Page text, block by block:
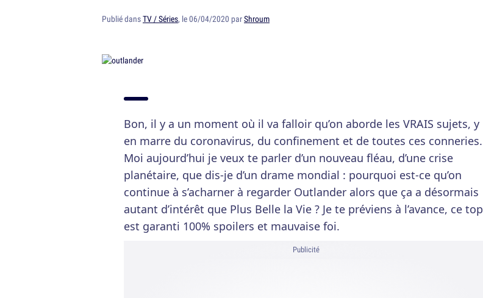
Publié dansTV / Séries, le 06/04/2020 parShroum
Bon, il y a un moment où il va falloir qu’on aborde les VRAIS sujets, y
en marre du coronavirus, du confinement et de toutes ces conneries.
Moi aujourd’hui je veux te parler d’un nouveau fléau, d’une crise
planétaire, que dis-je d’un drame mondial : pourquoi est-ce qu’on
continue à s’acharner à regarder Outlander alors que ça a désormais
autant d’intérêt que Plus Belle la Vie ? Je te préviens à l’avance, ce top
est garanti 100% spoilers et mauvaise foi.
Publicité